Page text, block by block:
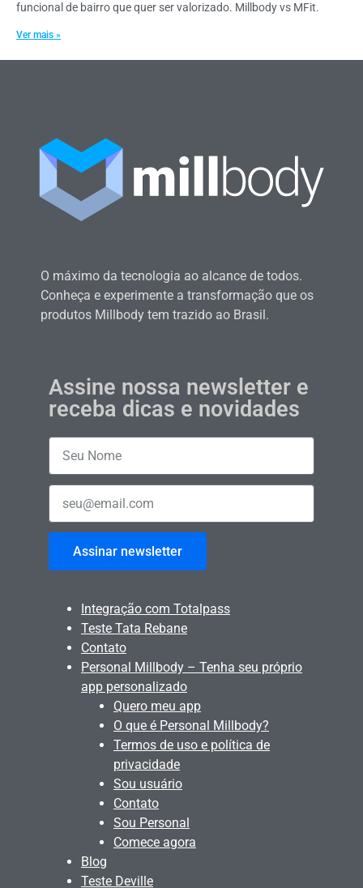
funcional de bairro que quer ser valorizado. Millbody vs MFit.
Ver mais »
O máximo da tecnologia ao alcance de todos.
Conheça e experimente a transformação que os
produtos Millbody tem trazido ao Brasil.
Assine nossa newsletter e
receba dicas e novidades
Assinar newsletter
Integração com Totalpass
Teste Tata Rebane
Contato
Personal Millbody – Tenha seu próprio
app personalizado
Quero meu app
O que é Personal Millbody?
Termos de uso e política de
privacidade
Sou usuário
Contato
Sou Personal
Comece agora
Blog
Teste Deville